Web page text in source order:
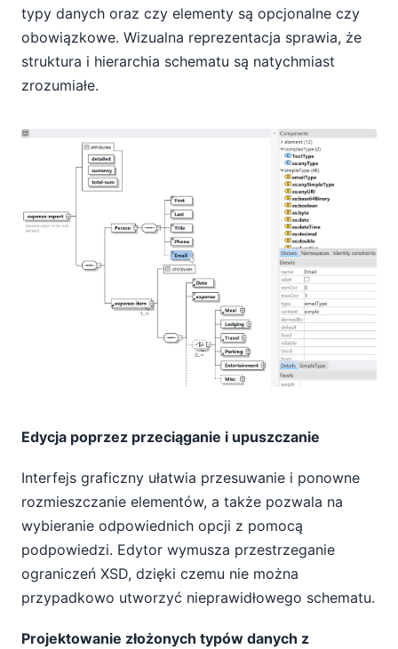
typy danych oraz czy elementy są opcjonalne czy
obowiązkowe. Wizualna reprezentacja sprawia, że
struktura i hierarchia schematu są natychmiast
zrozumiałe.
Edycja poprzez przeciąganie i upuszczanie
Interfejs graficzny ułatwia przesuwanie i ponowne
rozmieszczanie elementów, a także pozwala na
wybieranie odpowiednich opcji z pomocą
podpowiedzi. Edytor wymusza przestrzeganie
ograniczeń XSD, dzięki czemu nie można
przypadkowo utworzyć nieprawidłowego schematu.
Projektowanie złożonych typów danych z